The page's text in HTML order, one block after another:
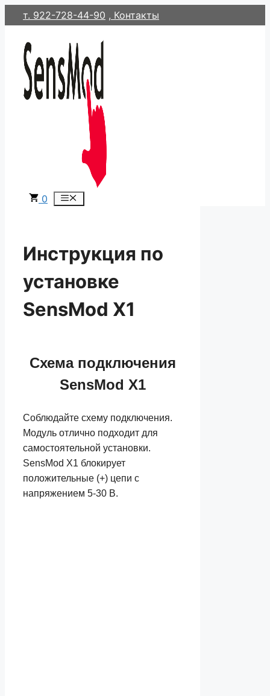
Перейти
к
содержимому
т. 922-728-44-90 , Контакты
0 Меню
Инструкция по
установке
SensMod X1
Схема подключения
SensMod X1
Соблюдайте схему подключения.
Модуль отлично подходит для
самостоятельной установки.
SensMod X1 блокирует
положительные (+) цепи с
напряжением 5-30 В.